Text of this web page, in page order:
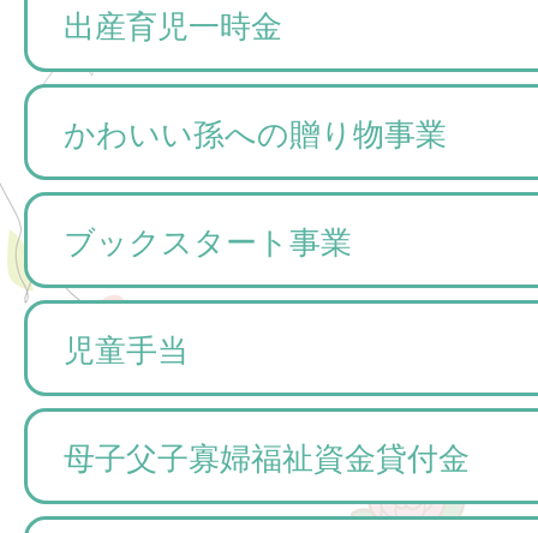
出産育児一時金
かわいい孫への贈り物事業
ブックスタート事業
児童手当
母子父子寡婦福祉資金貸付金